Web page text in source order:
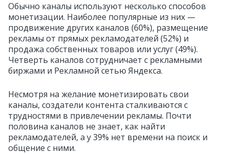
Обычно каналы используют несколько способов
монетизации. Наиболее популярные из них —
продвижение других каналов (60%), размещение
рекламы от прямых рекламодателей (52%) и
продажа собственных товаров или услуг (49%).
Четверть каналов сотрудничает с рекламными
биржами и Рекламной сетью Яндекса.
Несмотря на желание монетизировать свои
каналы, создатели контента сталкиваются с
трудностями в привлечении рекламы. Почти
половина каналов не знает, как найти
рекламодателей, а у 39% нет времени на поиск и
общение с ними.